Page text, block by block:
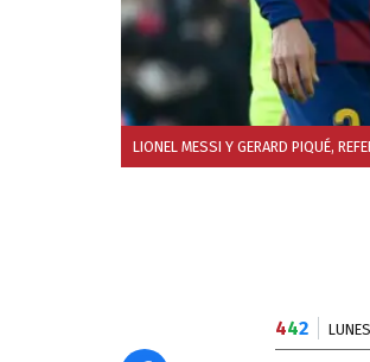
LIONEL MESSI Y GERARD PIQUÉ,
442